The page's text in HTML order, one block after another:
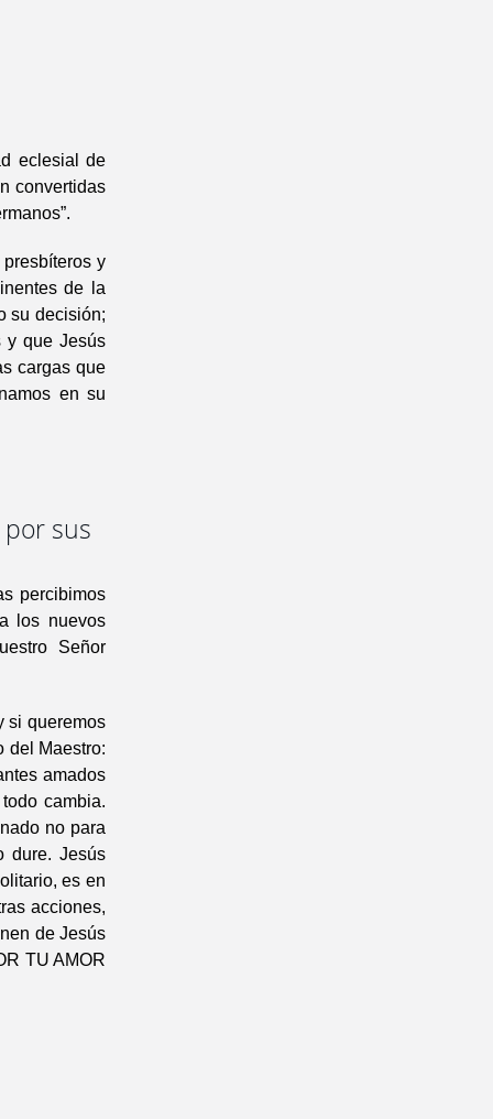
eclesial de
convertidas
y
de la
su decisión;
y que Jesús
cargas que
en su
sus
percibimos
los nuevos
Señor
si queremos
del Maestro:
amados
cambia.
no para
dure. Jesús
es en
acciones,
de Jesús
TU AMOR